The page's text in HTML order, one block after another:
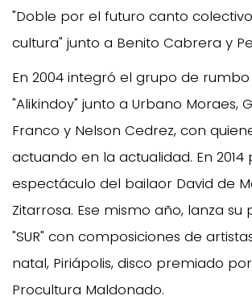
"Doble por el futuro canto
cultura" junto a Benito Cabrera y
En 2004 integró el grupo de
"Alikindoy" junto a Urbano Moraes,
Franco y Nelson Cedrez, con
actuando en la actualidad. En
espectáculo del bailaor David de
Zitarrosa. Ese mismo año, lanza su
"SUR" con composiciones de
natal, Piriápolis, disco premiado
Procultura Maldonado.